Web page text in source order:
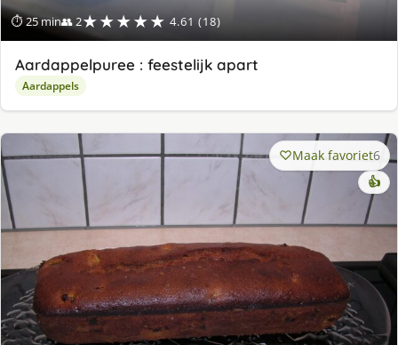
⏱ 25 min👥 2★★★★★ 4.61 (18)
Aardappelpuree : feestelijk apart
Aardappels
Maak favoriet6
👍